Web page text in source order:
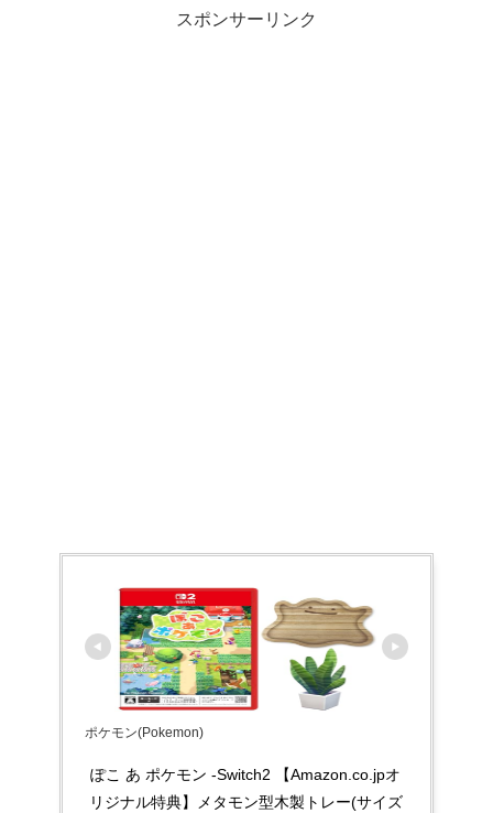
スポンサーリンク
ポケモン(Pokemon)
ぽこ あ ポケモン -Switch2 【Amazon.co.jpオ
リジナル特典】メタモン型木製トレー(サイズ